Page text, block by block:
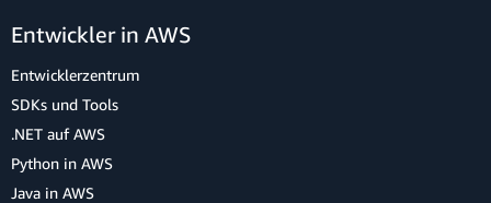
Entwickler in AWS
Entwicklerzentrum
SDKs und Tools
.NET auf AWS
Python in AWS
Java in AWS